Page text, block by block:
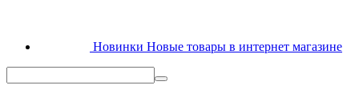
Новинки Новые товары в интернет магазине